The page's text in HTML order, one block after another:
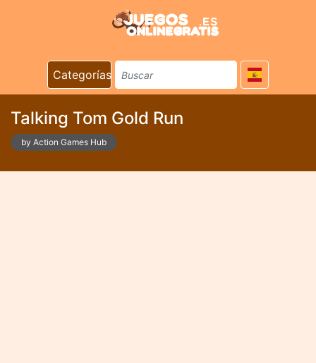
Categorías
Talking Tom Gold Run
by Action Games Hub